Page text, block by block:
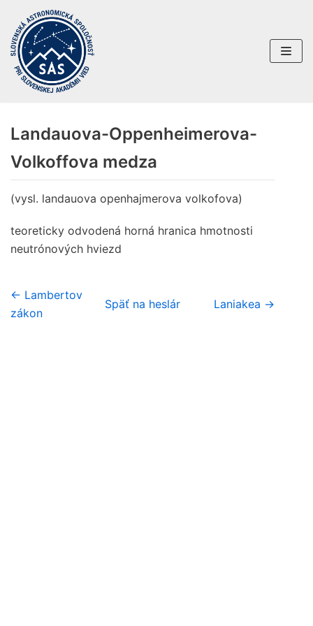
Preskočiť
na
obsah
Landauova-Oppenheimerova-
Volkoffova medza
(vysl. landauova openhajmerova volkofova)
teoreticky odvodená horná hranica hmotnosti
neutrónových hviezd
← Lambertov
zákon
Späť na heslár Laniakea →